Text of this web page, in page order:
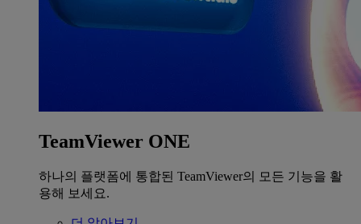
TeamViewer ONE
하나의 플랫폼에 통합된 TeamViewer의 모든 기능을 활
용해 보세요.